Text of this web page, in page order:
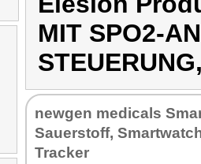
MIT SPO2-
newgen medicals
Sauerstoff,
Tracker